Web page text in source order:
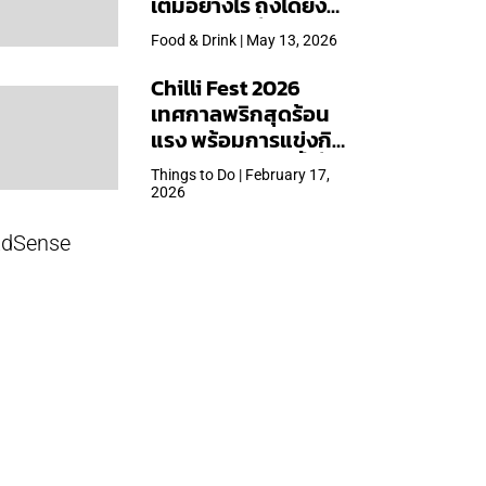
ใหญ่สุดเท่าที่เคยจัดมา
Food & Drink | May 13, 2026
Chilli Fest 2026
เทศกาลพริกสุดร้อน
แรง พร้อมการแข่งกิน
พริก จัด 28 มี.ค.นี้ ที่โรง
แรมคิมป์ตัน มาลัยฯ
Things to Do | February 17,
2026